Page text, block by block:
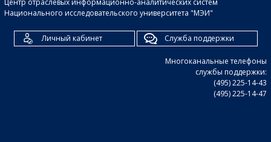
Национального исследовательского университета "МЭИ"
Личный кабинет Служба поддержки
Многоканальные телефоны
службы поддержки:
(495) 225-14-43
(495) 225-14-47